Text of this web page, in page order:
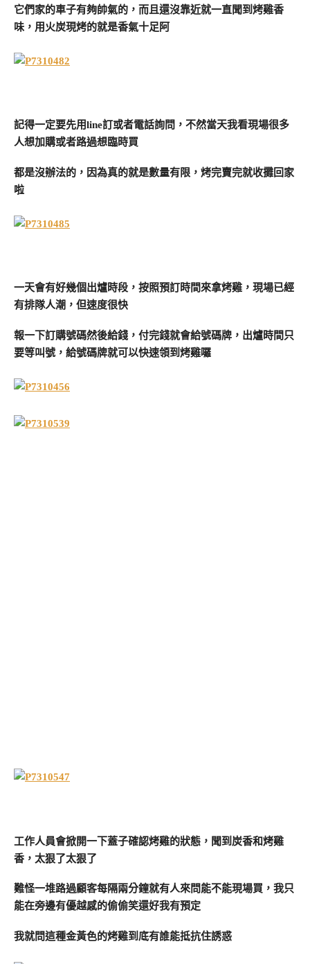
它們家的車子有夠帥氣的，而且還沒靠近就一直聞到烤雞香
味，用火炭現烤的就是香氣十足阿
記得一定要先用line訂或者電話詢問，不然當天我看現場很多
人想加購或者路過想臨時買
都是沒辦法的，因為真的就是數量有限，烤完賣完就收攤回家
啦
一天會有好幾個出爐時段，按照預訂時間來拿烤雞，現場已經
有排隊人潮，但速度很快
報一下訂購號碼然後給錢，付完錢就會給號碼牌，出爐時間只
要等叫號，給號碼牌就可以快速領到烤雞囉
工作人員會掀開一下蓋子確認烤雞的狀態，聞到炭香和烤雞
香，太狠了太狠了
難怪一堆路過顧客每隔兩分鐘就有人來問能不能現場買，我只
能在旁邊有優越感的偷偷笑還好我有預定
我就問這種金黃色的烤雞到底有誰能抵抗住誘惑